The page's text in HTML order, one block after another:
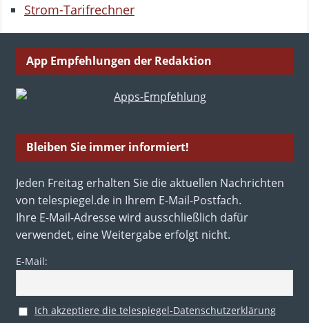
Strom-Tarifrechner
App Empfehlungen der Redaktion
Bleiben Sie immer informiert!
Jeden Freitag erhalten Sie die aktuellen Nachrichten
von telespiegel.de in Ihrem E-Mail-Postfach.
Ihre E-Mail-Adresse wird ausschließlich dafür
verwendet, eine Weitergabe erfolgt nicht.
E-Mail:
Ich akzeptiere die telespiegel-Datenschutzerklärung